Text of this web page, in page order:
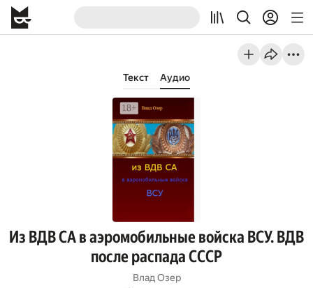
Текст Аудио
Из ВДВ СА в аэромобильные войска ВСУ. ВДВ
после распада СССР
Влад Озер